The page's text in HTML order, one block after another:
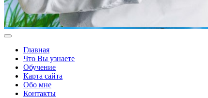
Главная
Что Вы узнаете
Обучение
Карта сайта
Обо мне
Контакты